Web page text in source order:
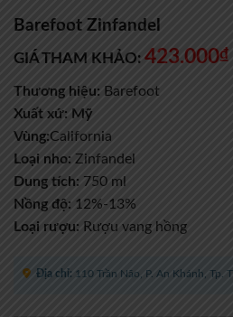
Barefoot Zinfandel
GIÁ THAM KHẢO: 423.000₫
Thương hiệu: Barefoot
Xuất xứ: Mỹ
Vùng:California
Loại nho: Zinfandel
Dung tích: 750 ml
Nồng độ: 12%-13%
Loại rượu: Rượu vang hồng
Địa chỉ: 110 Trần Não, P. An Khánh, Tp.